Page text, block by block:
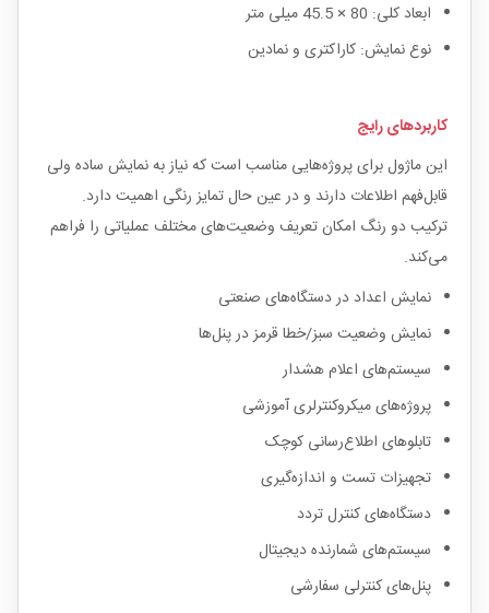
ابعاد کلی: 80 × 45.5 میلی متر
نوع نمایش: کاراکتری و نمادین
کاربردهای رایج
این ماژول برای پروژه‌هایی مناسب است که نیاز به نمایش ساده ولی
قابل‌فهم اطلاعات دارند و در عین حال تمایز رنگی اهمیت دارد.
ترکیب دو رنگ امکان تعریف وضعیت‌های مختلف عملیاتی را فراهم
می‌کند.
نمایش اعداد در دستگاه‌های صنعتی
نمایش وضعیت سبز/خطا قرمز در پنل‌ها
سیستم‌های اعلام هشدار
پروژه‌های میکروکنترلری آموزشی
تابلوهای اطلاع‌رسانی کوچک
تجهیزات تست و اندازه‌گیری
دستگاه‌های کنترل تردد
سیستم‌های شمارنده دیجیتال
پنل‌های کنترلی سفارشی